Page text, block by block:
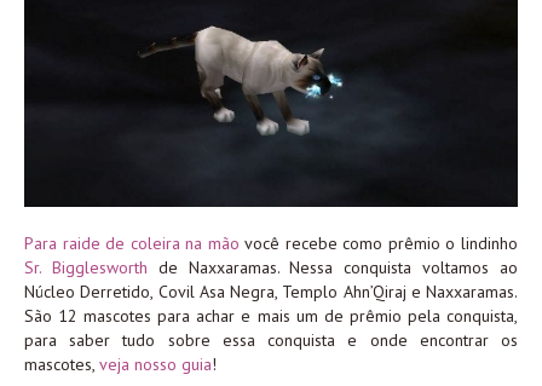
Para raide de coleira na mão você recebe como prêmio o lindinho
Sr. Bigglesworth de Naxxaramas. Nessa conquista voltamos ao
Núcleo Derretido, Covil Asa Negra, Templo Ahn’Qiraj e Naxxaramas.
São 12 mascotes para achar e mais um de prêmio pela conquista,
para saber tudo sobre essa conquista e onde encontrar os
mascotes, veja nosso guia!